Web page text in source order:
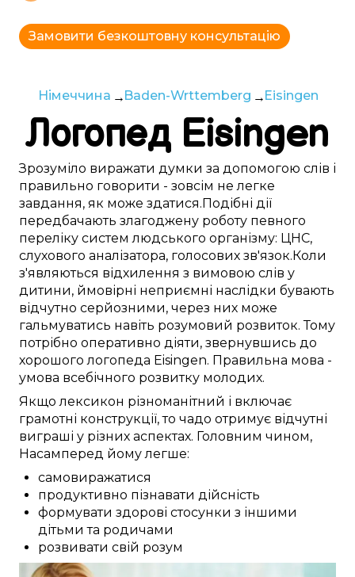
Замовити безкоштовну консультацію
Німеччина Baden-Wrttemberg Eisingen
Логопед Eisingen
Зрозуміло виражати думки за допомогою слів і
правильно говорити - зовсім нелегке
завдання, як може здатися.Подібні дії
передбачають злагоджену роботу певного
переліку системлюдського організму: ЦНС,
слухового аналізатора, голосових зв'язок.Коли
з'являються відхилення з вимовою слів у
дитини, ймовірні неприємні наслідки бувають
відчутно серйозними, через них може
гальмуватись навіть розумовий розвиток.Тому
потрібно оперативно діяти, звернувшись до
хорошого логопеда Eisingen. Правильна мова -
умова всебічного розвитку молодих.
Якщолексикон різноманітний і включає
грамотні конструкції, то чадо отримує відчутні
виграші у різних аспектах. Головним чином,
Насамперед йомулегше:
самовиражатися
продуктивно пізнавати дійсність
формувати здорові стосунки з іншими
дітьми та родичами
розвивати свій розум